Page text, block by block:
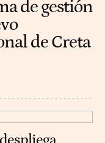
de gestión
de Creta